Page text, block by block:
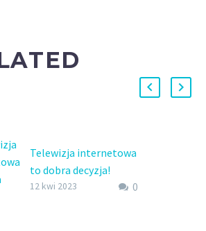
Telewizja internetowa
to dobra decyzja!
Telewizja internetowa
0
12 kwi 2023